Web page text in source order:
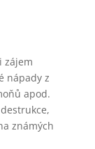
zájem
nápady z
apod.
známých